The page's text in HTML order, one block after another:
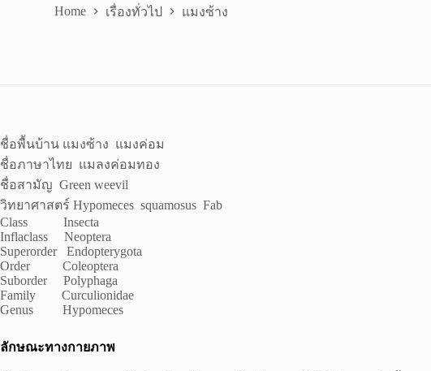
Home เรื่องทั่วไป แมงซ้าง
ชื่อพื้นบ้าน แมงซ้าง แมงค่อม
ชื่อภาษาไทย แมลงค่อมทอง
ชื่อสามัญ Green weevil
วิทยาศาสตร์ Hypomeces squamosus Fab
Class Insecta
Inflaclass Neoptera
Superorder Endopterygota
Order Coleoptera
Suborder Polyphaga
Family Curculionidae
Genus Hypomeces
ลักษณะทางกายภาพ